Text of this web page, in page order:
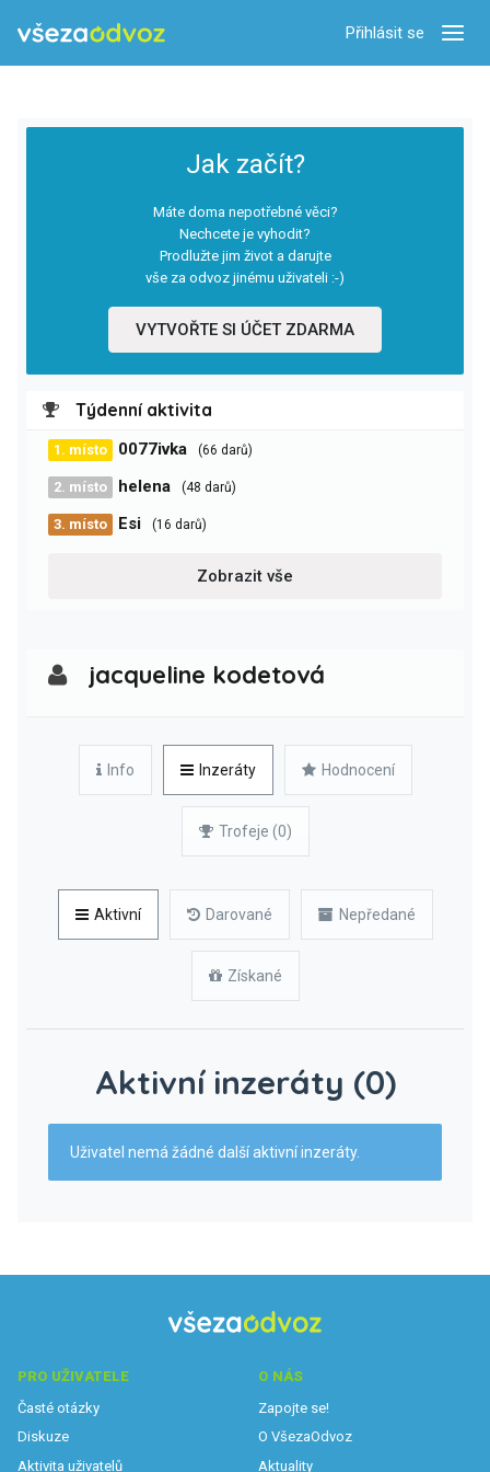
Přihlásit se
Jak začít?
Máte doma nepotřebné věci?
Nechcete je vyhodit?
Prodlužte jim život a darujte
vše za odvoz jinému uživateli :-)
VYTVOŘTE SI ÚČET ZDARMA
Týdenní aktivita
1. místo 0077ivka (66 darů)
2. místo helena (48 darů)
3. místo Esi (16 darů)
Zobrazit vše
jacqueline kodetová
Info Inzeráty Hodnocení
Trofeje (0)
Aktivní Darované Nepředané
Získané
Aktivní inzeráty (0)
Uživatel nemá žádné další aktivní inzeráty.
PRO UŽIVATELE
Časté otázky
Diskuze
Aktivita uživatelů
O NÁS
Zapojte se!
O VšezaOdvoz
Aktuality